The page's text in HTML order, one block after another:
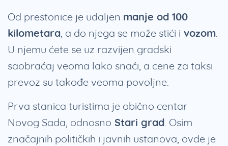
Od prestonice je udaljen manje od 100
kilometara, a do njega se može stići i vozom.
U njemu ćete se uz razvijen gradski
saobraćaj veoma lako snaći, a cene za taksi
prevoz su takođe veoma povoljne.
Prva stanica turistima je obično centar
Novog Sada, odnosno Stari grad. Osim
značajnih političkih i javnih ustanova, ovde je